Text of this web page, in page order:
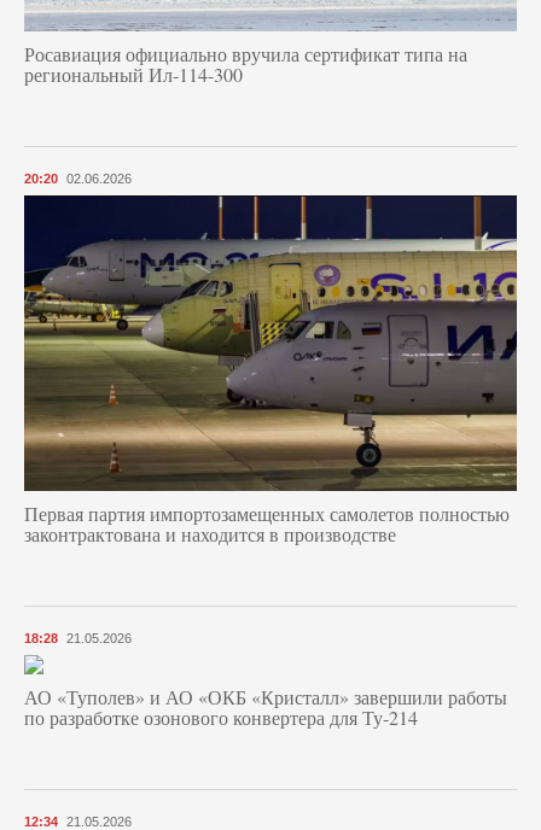
Росавиация официально вручила сертификат типа на
региональный Ил-114-300
20:20 02.06.2026
Первая партия импортозамещенных самолетов полностью
законтрактована и находится в производстве
18:28 21.05.2026
АО «Туполев» и АО «ОКБ «Кристалл» завершили работы
по разработке озонового конвертера для Ту-214
12:34 21.05.2026